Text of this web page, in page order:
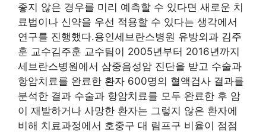
좋지 않은 경우를 미리 예측할 수 있다면 새로운 치
료법이나 신약을 우선 적용할 수 있다는 생각에서
연구를 진행했다.용인세브란스병원 유방외과 김주
훈 교수김주훈 교수팀이 2005년부터 2016년까지
세브란스병원에서 삼중음성암 진단을 받고 수술과
항암치료를 완료한 환자 600명의 혈액검사 결과를
분석한 결과 수술과 항암치료를 모두 완료한 후 암
이 재발하거나 사망한 환자는 그렇지 않은 환자에
비해 치료과정에서 호중구 대 림프구 비율이 점점